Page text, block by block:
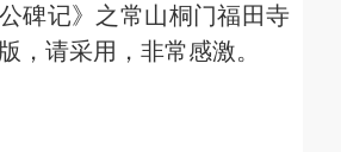
碑记》之常山桐门福田寺
，请采用，非常感激。